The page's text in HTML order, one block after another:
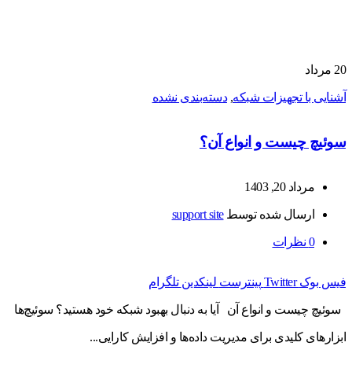
20 مرداد
آشنایی با تجهیزات شبکه,دسته‌بندی نشده
سوئیچ چیست و انواع آن؟
مرداد 20, 1403
ارسال شده توسطsupport site
0 نظرات
فیس بوک Twitter پینترست لینکدین تلگرام
سوئیچ چیست و انواع آن آیا به دنبال بهبود شبکه خود هستید؟ سوئیچ‌ها
ابزارهای کلیدی برای مدیریت داده‌ها و افزایش کارایی...